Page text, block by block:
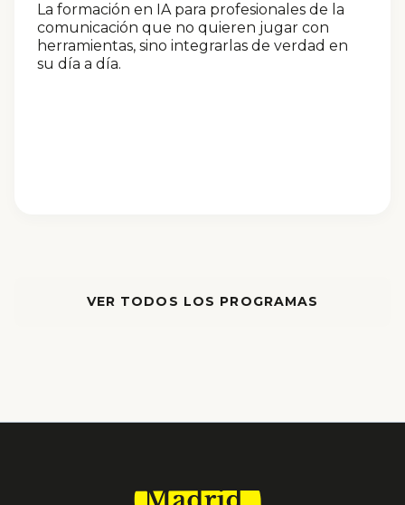
La formación en IA para profesionales de la
comunicación que no quieren jugar con
herramientas, sino integrarlas de verdad en
su día a día.
VER TODOS LOS PROGRAMAS